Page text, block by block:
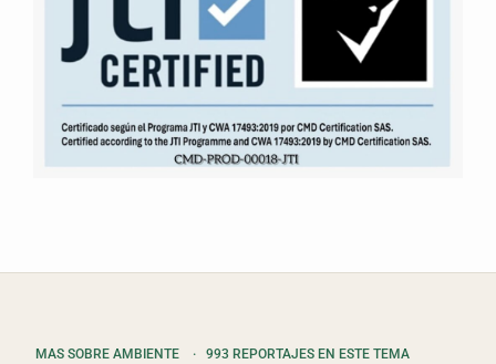
MAS SOBRE AMBIENTE · 993 REPORTAJES EN ESTE TEMA